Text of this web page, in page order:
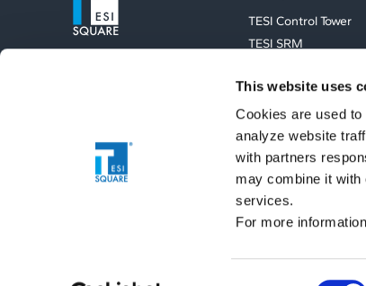
This website uses
Cookies are used
analyze website
with partners
may combine it
services.
For more
TESI Control Tower
TESI SRM
TESI Sales
TESI Extented
ESG Vertical